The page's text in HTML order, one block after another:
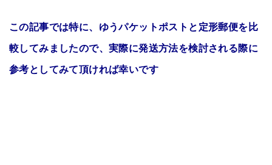
この記事では特に、ゆうパケットポストと定形郵便を比
較してみましたので、実際に発送方法を検討される際に
参考としてみて頂ければ幸いです